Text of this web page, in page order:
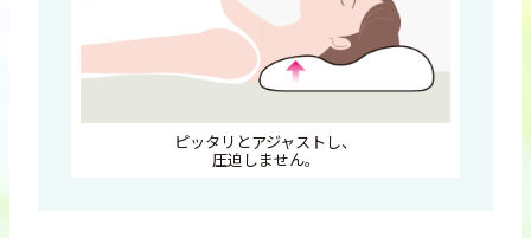
ピッタリとアジャストし、
圧迫しません。